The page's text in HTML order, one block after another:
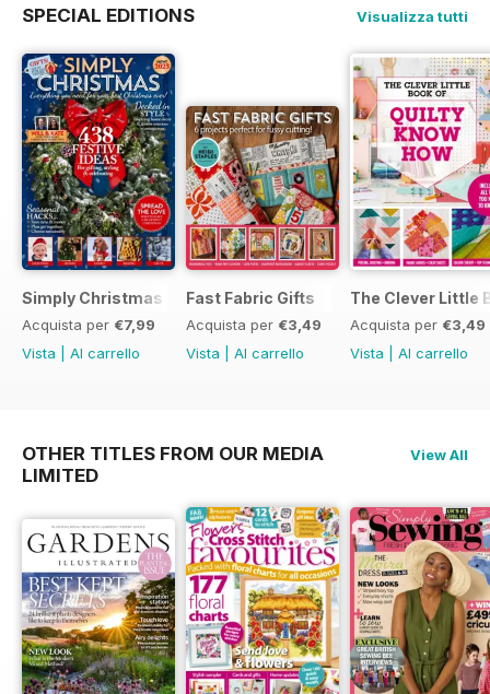
SPECIAL EDITIONS Visualizza tutti
Simply Christmas 2023
Acquista per €7,99
Vista
Al carrello
Fast Fabric Gifts
Acquista per €3,49
Vista
Al carrello
The Clever Little
Acquista per €3,49
Vista
Al carrello
OTHER TITLES FROM OUR MEDIA
LIMITED
View All